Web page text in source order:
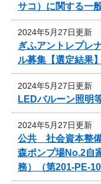
サコ）に関する一
2024年5月27日更新
ぎふアントレプレ
ル募集【選定結果】
2024年5月27日更新
LEDバルーン照明
2024年5月27日更新
公共 社会資本整
森ポンプ場No.2自
務）（第201-PE-